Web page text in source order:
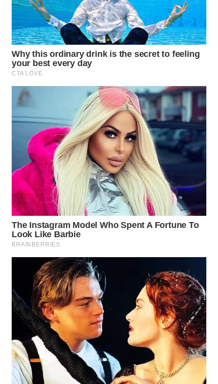
WN
CIREBON
WN
INDRAMAYU
KUNINGAN
WN
MAJALENGKA
WN
SUBANG
WN
SUKABUMI
WN
PURWAKARTA
PRIANGAN
TIMUR
WN
SEMARANG
WN
SOLO
WN